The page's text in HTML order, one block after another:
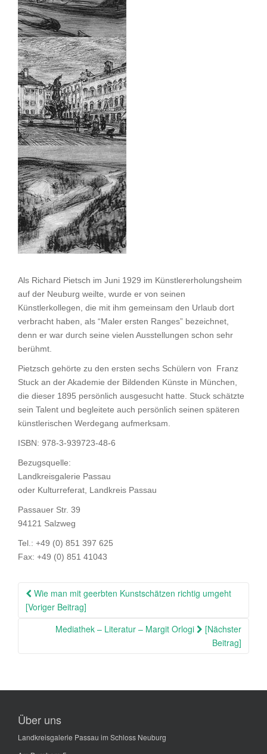
Als Richard Pietsch im Juni 1929 im Künstlererholungsheim
auf der Neuburg weilte, wurde er von seinen
Künstlerkollegen, die mit ihm gemeinsam den Urlaub dort
verbracht haben, als “Maler ersten Ranges” bezeichnet,
denn er war durch seine vielen Ausstellungen schon sehr
berühmt.
Pietzsch gehörte zu den ersten sechs Schülern von Franz
Stuck an der Akademie der Bildenden Künste in München,
die dieser 1895 persönlich ausgesucht hatte. Stuck schätzte
sein Talent und begleitete auch persönlich seinen späteren
künstlerischen Werdegang aufmerksam.
ISBN: 978-3-939723-48-6
Bezugsquelle:
Landkreisgalerie Passau
oder Kulturreferat, Landkreis Passau
Passauer Str. 39
94121 Salzweg
Tel.: +49 (0) 851 397 625
Fax: +49 (0) 851 41043
Beitragsnavigation
Wie man mit geerbten Kunstschätzen richtig umgeht
[Voriger Beitrag]
Mediathek – Literatur – Margit Orlogi
[Nächster
Beitrag]
Über uns
Landkreisgalerie Passau im Schloss Neuburg